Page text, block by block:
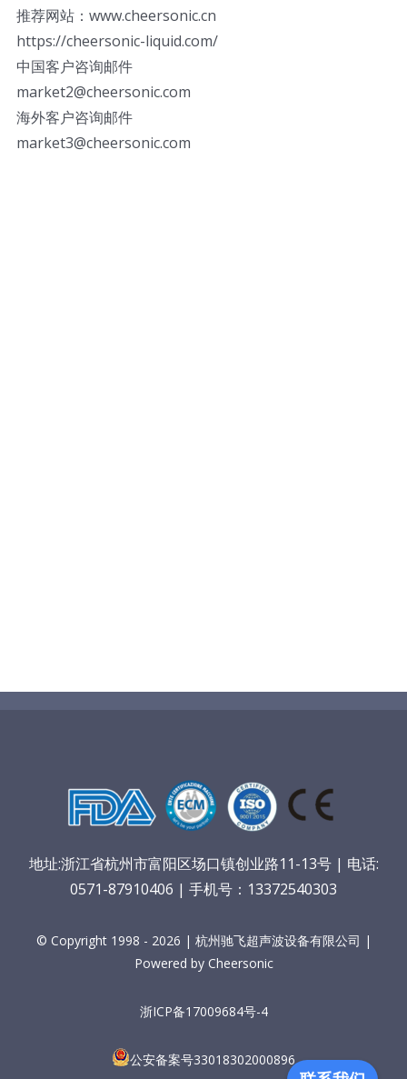
推荐网站：www.cheersonic.cn
https://cheersonic-liquid.com/
中国客户咨询邮件
market2@cheersonic.com
海外客户咨询邮件
market3@cheersonic.com
地址:浙江省杭州市富阳区场口镇创业路11-13号 | 电话:
0571-87910406 | 手机号：13372540303
© Copyright 1998 - 2026 | 杭州驰飞超声波设备有限公司 |
Powered by Cheersonic
浙ICP备17009684号-4
公安备案号33018302000896